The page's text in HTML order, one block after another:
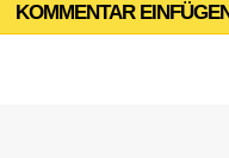
KOMMENTAR